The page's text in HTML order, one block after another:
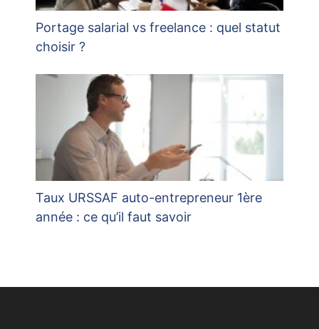
Portage salarial vs freelance : quel statut
choisir ?
Taux URSSAF auto-entrepreneur 1ère
année : ce qu’il faut savoir